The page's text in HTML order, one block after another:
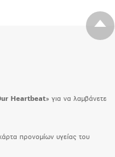
Heartbeat» για να λαμβάνετε
προνομίων υγείας του